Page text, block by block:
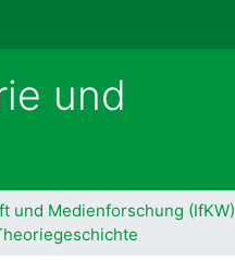
und
und Medienforschung (IfKW)